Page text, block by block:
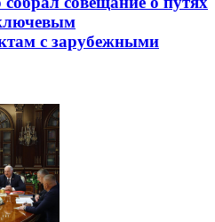
с зарубежными